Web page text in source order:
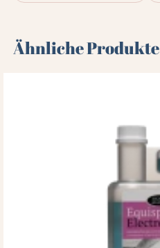
Ähnliche Produkte